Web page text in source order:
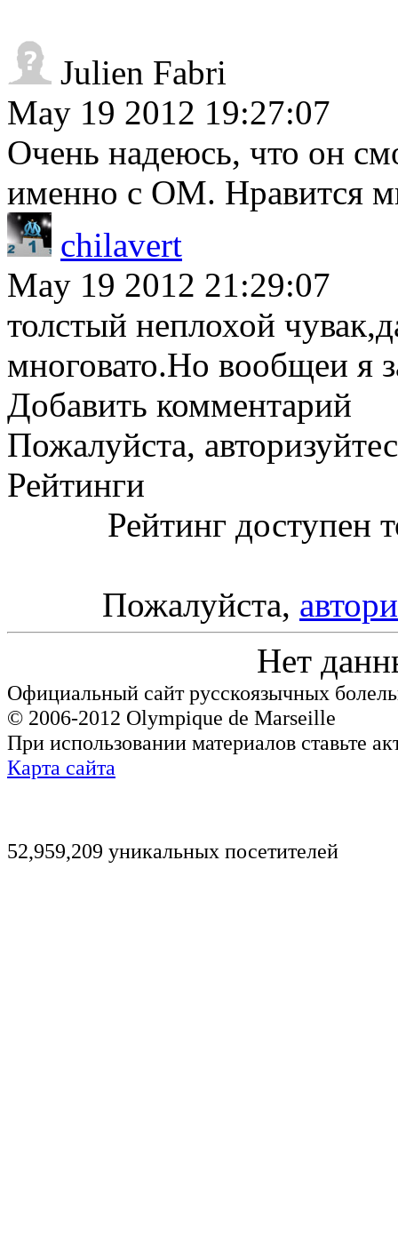
Julien Fabri
May 19 2012 19:27:07
Очень надеюсь, что он
именно с ОМ. Нравится
chilavert
May 19 2012 21:29:07
толстый неплохой
многовато.Но вообщеи я
Добавить комментарий
Пожалуйста,
Рейтинги
Рейтинг доступен
Пожалуйста,
Нет
Официальный сайт русскоязычных
© 2006-2012 Olympique de Marseille
При использовании материалов ставьте
Карта сайта
52,959,209 уникальных посетителей